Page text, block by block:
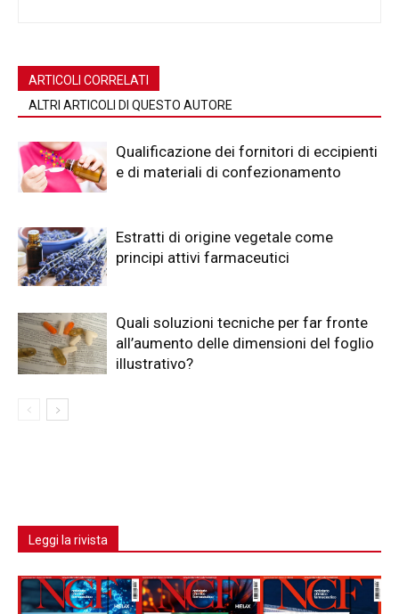
ARTICOLI CORRELATI
ALTRI ARTICOLI DI QUESTO AUTORE
Qualificazione dei fornitori di eccipienti
e di materiali di confezionamento
Estratti di origine vegetale come
principi attivi farmaceutici
Quali soluzioni tecniche per far fronte
all’aumento delle dimensioni del foglio
illustrativo?
Leggi la rivista